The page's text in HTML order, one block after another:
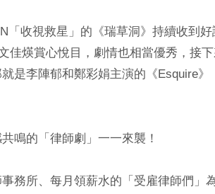
「收視救星」的《瑞草洞》持續收到好
佳煐賞心悅目，劇情也相當優秀，接
是李陣郁和鄭彩娟主演的《Esquire》
鳴的「律師劇」一一來襲！
務所、每月領薪水的「受雇律師們」